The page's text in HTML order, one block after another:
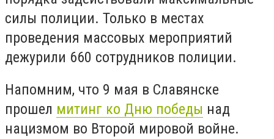
силы полиции. Только в местах
проведения массовых мероприятий
дежурили 660 сотрудников полиции.
Напомним, что 9 мая в Славянске
прошел митинг ко Дню победы над
нацизмом во Второй мировой войне.